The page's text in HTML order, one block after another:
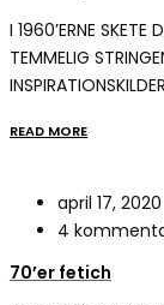
I 1960’ERNE SKETE
TEMMELIG
READ MORE
april 17, 2020
4
70’er fetich